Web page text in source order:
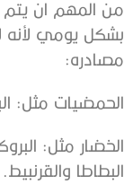
من المهم ان يتم
بشكل يومي لأنه
مصادره:
الحمضيات مثل:
الخضار مثل:
البطاطا والقرنبيط.